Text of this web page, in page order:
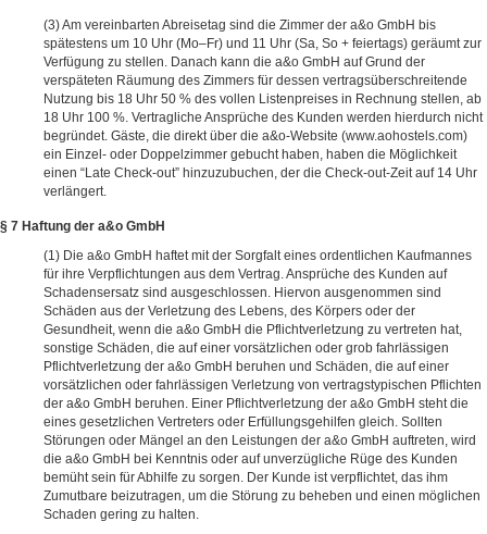
Am vereinbarten Abreisetag sind die Zimmer der a&o GmbH bis
spätestens um 10 Uhr (Mo–Fr) und 11 Uhr (Sa, So + feiertags) geräumt zur
Verfügung zu stellen. Danach kann die a&o GmbH auf Grund der
verspäteten Räumung des Zimmers für dessen vertragsüberschreitende
Nutzung bis 18 Uhr 50 % des vollen Listenpreises in Rechnung stellen, ab
18 Uhr 100 %. Vertragliche Ansprüche des Kunden werden hierdurch nicht
begründet. Gäste, die direkt über die a&o-Website (www.aohostels.com)
ein Einzel- oder Doppelzimmer gebucht haben, haben die Möglichkeit
einen “Late Check-out” hinzuzubuchen, der die Check-out-Zeit auf 14 Uhr
verlängert.
§ 7 Haftung der a&o GmbH
Die a&o GmbH haftet mit der Sorgfalt eines ordentlichen Kaufmannes
für ihre Verpflichtungen aus dem Vertrag. Ansprüche des Kunden auf
Schadensersatz sind ausgeschlossen. Hiervon ausgenommen sind
Schäden aus der Verletzung des Lebens, des Körpers oder der
Gesundheit, wenn die a&o GmbH die Pflichtverletzung zu vertreten hat,
sonstige Schäden, die auf einer vorsätzlichen oder grob fahrlässigen
Pflichtverletzung der a&o GmbH beruhen und Schäden, die auf einer
vorsätzlichen oder fahrlässigen Verletzung von vertragstypischen Pflichten
der a&o GmbH beruhen. Einer Pflichtverletzung der a&o GmbH steht die
eines gesetzlichen Vertreters oder Erfüllungsgehilfen gleich. Sollten
Störungen oder Mängel an den Leistungen der a&o GmbH auftreten, wird
die a&o GmbH bei Kenntnis oder auf unverzügliche Rüge des Kunden
bemüht sein für Abhilfe zu sorgen. Der Kunde ist verpflichtet, das ihm
Zumutbare beizutragen, um die Störung zu beheben und einen möglichen
Schaden gering zu halten.